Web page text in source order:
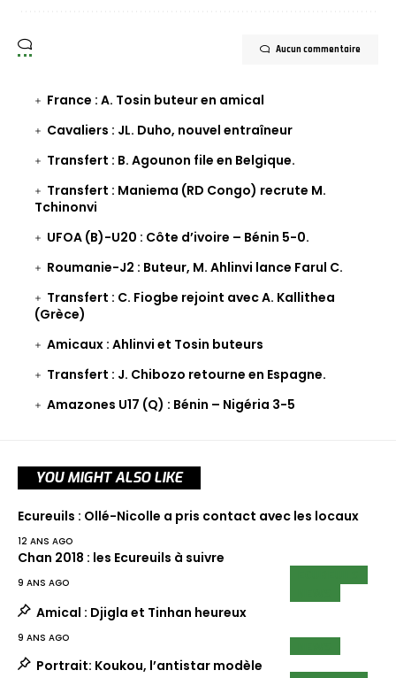
Aucun commentaire
France : A. Tosin buteur en amical
Cavaliers : JL. Duho, nouvel entraîneur
Transfert : B. Agounon file en Belgique.
Transfert : Maniema (RD Congo) recrute M.
Tchinonvi
UFOA (B)-U20 : Côte d’ivoire – Bénin 5-0.
Roumanie-J2 : Buteur, M. Ahlinvi lance Farul C.
Transfert : C. Fiogbe rejoint avec A. Kallithea
(Grèce)
Amicaux : Ahlinvi et Tosin buteurs
Transfert : J. Chibozo retourne en Espagne.
Amazones U17 (Q) : Bénin – Nigéria 3-5
YOU MIGHT ALSO LIKE
Ecureuils : Ollé-Nicolle a pris contact avec les locaux
12 ANS AGO
Chan 2018 : les Ecureuils à suivre
9 ANS AGO
Amical : Djigla et Tinhan heureux
9 ANS AGO
Portrait: Koukou, l’antistar modèle